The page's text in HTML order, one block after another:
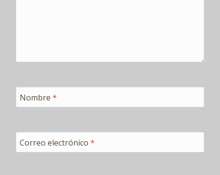
Nombre *
Correo electrónico *